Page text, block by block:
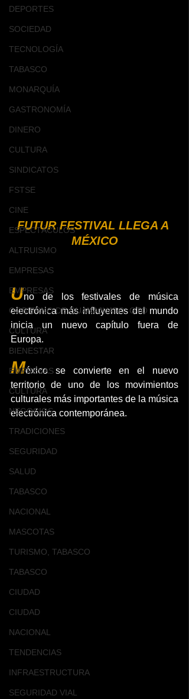
DEPORTES
SOCIEDAD
TECNOLOGÍA
TABASCO
MONARQUÍA
GASTRONOMÍA
DINERO
CULTURA
SINDICATOS
FSTSE
CINE
ESPECTÁCULOS
ALTRUISMO
EMPRESAS
EMPRESAS
GOBIERNO DE GUANAJUATO, GTO
CULTURA
BIENESTAR
EMPRESAS
CULTURA
NEGOCIOS
TRADICIONES
SEGURIDAD
SALUD
TABASCO
NACIONAL
MASCOTAS
TURISMO, TABASCO
TABASCO
CIUDAD
CIUDAD
NACIONAL
TENDENCIAS
INFRAESTRUCTURA
SEGURIDAD VIAL
FUTUR FESTIVAL LLEGA A
MÉXICO
Uno de los festivales de música
electrónica más influyentes del mundo
inicia un nuevo capítulo fuera de
Europa.
México se convierte en el nuevo
territorio de uno de los movimientos
culturales más importantes de la música
electrónica contemporánea.